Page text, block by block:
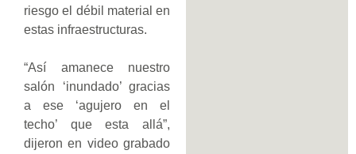
riesgo el débil material en
estas infraestructuras.
“Así amanece nuestro
salón ‘inundado’ gracias
a ese ‘agujero en el
techo’ que esta allá”,
dijeron en video grabado